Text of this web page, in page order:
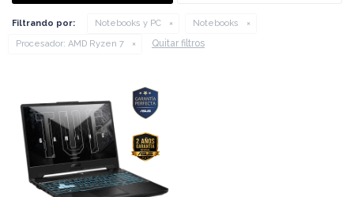
Filtrando por: Notebooks y PC
Notebooks
Procesador: AMD Ryzen 7 Quitar filtros